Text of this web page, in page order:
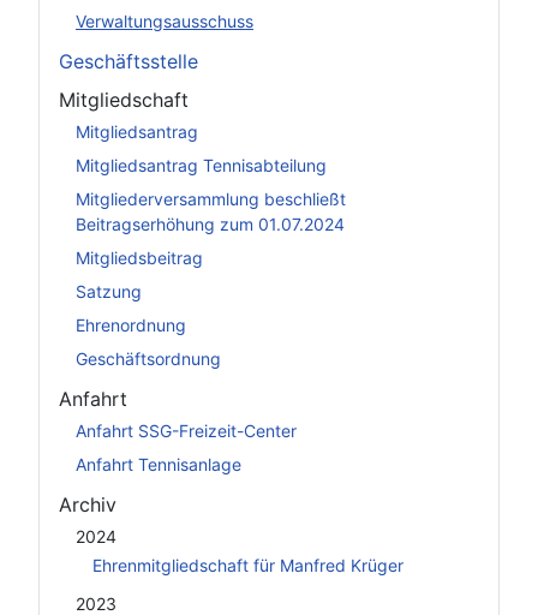
Verwaltungsausschuss
Geschäftsstelle
Mitgliedschaft
Mitgliedsantrag
Mitgliedsantrag Tennisabteilung
Mitgliederversammlung beschließt
Beitragserhöhung zum 01.07.2024
Mitgliedsbeitrag
Satzung
Ehrenordnung
Geschäftsordnung
Anfahrt
Anfahrt SSG-Freizeit-Center
Anfahrt Tennisanlage
Archiv
2024
Ehrenmitgliedschaft für Manfred Krüger
2023